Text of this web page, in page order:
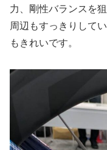
力、剛性バランスを
周辺もすっきりして
もきれいです。